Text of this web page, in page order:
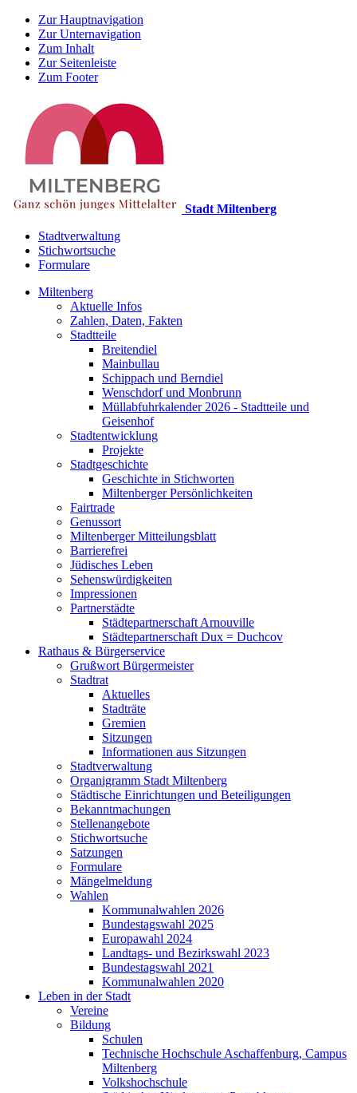
Zur Hauptnavigation
Zur Unternavigation
Zum Inhalt
Zur Seitenleiste
Zum Footer
Stadt Miltenberg
Stadtverwaltung
Stichwortsuche
Formulare
Miltenberg
Aktuelle Infos
Zahlen, Daten, Fakten
Stadtteile
Breitendiel
Mainbullau
Schippach und Berndiel
Wenschdorf und Monbrunn
Müllabfuhrkalender 2026 - Stadtteile und
Geisenhof
Stadtentwicklung
Projekte
Stadtgeschichte
Geschichte in Stichworten
Miltenberger Persönlichkeiten
Fairtrade
Genussort
Miltenberger Mitteilungsblatt
Barrierefrei
Jüdisches Leben
Sehenswürdigkeiten
Impressionen
Partnerstädte
Städtepartnerschaft Arnouville
Städtepartnerschaft Dux = Duchcov
Rathaus & Bürgerservice
Grußwort Bürgermeister
Stadtrat
Aktuelles
Stadträte
Gremien
Sitzungen
Informationen aus Sitzungen
Stadtverwaltung
Organigramm Stadt Miltenberg
Städtische Einrichtungen und Beteiligungen
Bekanntmachungen
Stellenangebote
Stichwortsuche
Satzungen
Formulare
Mängelmeldung
Wahlen
Kommunalwahlen 2026
Bundestagswahl 2025
Europawahl 2024
Landtags- und Bezirkswahl 2023
Bundestagswahl 2021
Kommunalwahlen 2020
Leben in der Stadt
Vereine
Bildung
Schulen
Technische Hochschule Aschaffenburg, Campus
Miltenberg
Volkshochschule